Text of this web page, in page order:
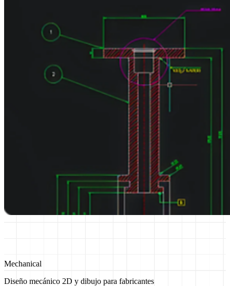
Mechanical
Diseño mecánico 2D y dibujo para fabricantes